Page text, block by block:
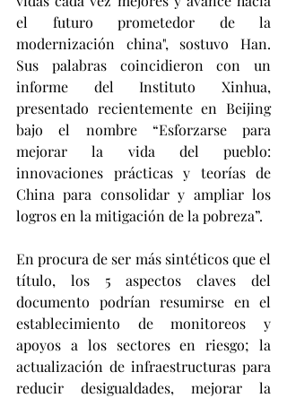
el futuro prometedor de la
modernización china", sostuvo Han.
Sus palabras coincidieron con un
informe del Instituto Xinhua,
presentado recientemente en Beijing
bajo el nombre “Esforzarse para
mejorar la vida del pueblo:
innovaciones prácticas y teorías de
China para consolidar y ampliar los
logros en la mitigación de la pobreza”.
En procura de ser más sintéticos que el
título, los 5 aspectos claves del
documento podrían resumirse en el
establecimiento de monitoreos y
apoyos a los sectores en riesgo; la
actualización de infraestructuras para
reducir desigualdades, mejorar la